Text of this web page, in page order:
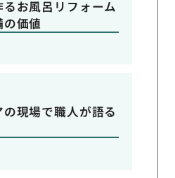
お風呂リフォーム
価値
現場で職人が語る